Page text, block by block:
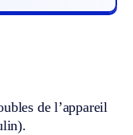
de l’appareil